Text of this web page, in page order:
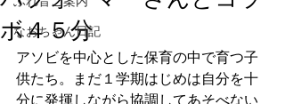
なおちゃん日記
ボ４５分
アソビを中心とした保育の中で育つ子
供たち。まだ１学期はじめは自分を十
分に発揮しながら協調してあそべない